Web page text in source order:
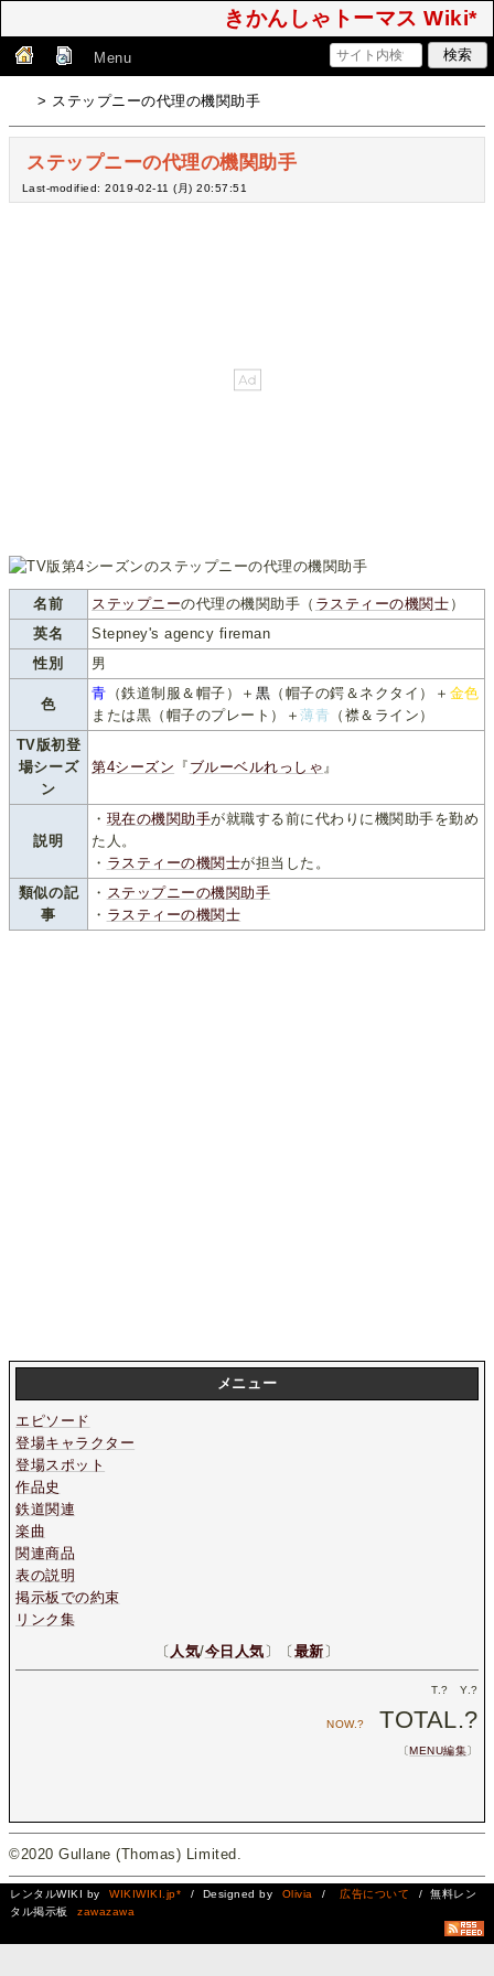
きかんしゃトーマス Wiki*
Menu
> ステップニーの代理の機関助手
ステップニーの代理の機関助手
Last-modified: 2019-02-11 (月) 20:57:51
名前 ステップニーの代理の機関助手（ ラスティーの機関士 ）
英名
Stepney's agency fireman
性別
男
色
青 （鉄道制服＆帽子）＋ 黒 （帽子の鍔＆ネクタイ）＋ 金色
または黒（帽子のプレート）＋薄青 （襟＆ライン）
TV版初登
場シーズ
ン
第4シーズン 『 ブルーベルれっしゃ 』
説明
・ 現在の機関助手が就職する前に代わりに機関助手を勤め
た人。
・ ラスティーの機関士が担当した。
類似の記
事
・ ステップニーの機関助手
・ ラスティーの機関士
メニュー
エピソード
登場キャラクター
登場スポット
作品史
鉄道関連
楽曲
関連商品
表の説明
掲示板での約束
リンク集
〔 人気/今日人気〕〔最新〕
T.? Y.?
NOW.? TOTAL.?
〔MENU編集〕
©2020 Gullane (Thomas) Limited.
レンタルWIKI by WIKIWIKI.jp* / Designed by Olivia / 広告について
/ 無料レン
タル掲示板
zawazawa